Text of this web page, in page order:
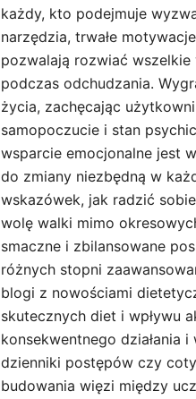
każdy, kto podejmuje
narzędzia, trwałe
pozwalają rozwiać
podczas odchudzania.
życia, zachęcając
samopoczucie i stan
wsparcie emocjonalne jest
do zmiany niezbędną w
wskazówek, jak radzić
wolę walki mimo
smaczne i zbilansowane
różnych stopni
blogi z nowościami
skutecznych diet i wpływu
konsekwentnego działania
dzienniki postępów czy
budowania więzi między